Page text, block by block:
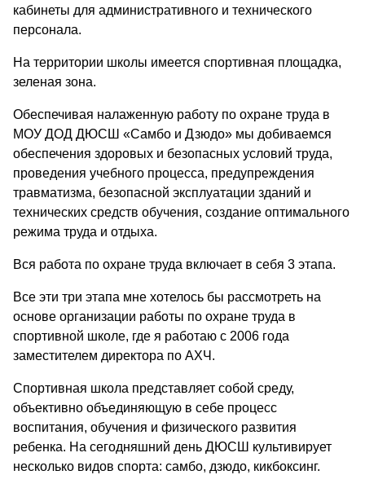
кабинеты для административного и технического
персонала.
На территории школы имеется спортивная площадка,
зеленая зона.
Обеспечивая налаженную работу по охране труда в
МОУ ДОД ДЮСШ «Самбо и Дзюдо» мы добиваемся
обеспечения здоровых и безопасных условий труда,
проведения учебного процесса, предупреждения
травматизма, безопасной эксплуатации зданий и
технических средств обучения, создание оптимального
режима труда и отдыха.
Вся работа по охране труда включает в себя 3 этапа.
Все эти три этапа мне хотелось бы рассмотреть на
основе организации работы по охране труда в
спортивной школе, где я работаю с 2006 года
заместителем директора по АХЧ.
Спортивная школа представляет собой среду,
объективно объединяющую в себе процесс
воспитания, обучения и физического развития
ребенка. На сегодняшний день ДЮСШ культивирует
несколько видов спорта: самбо, дзюдо, кикбоксинг.